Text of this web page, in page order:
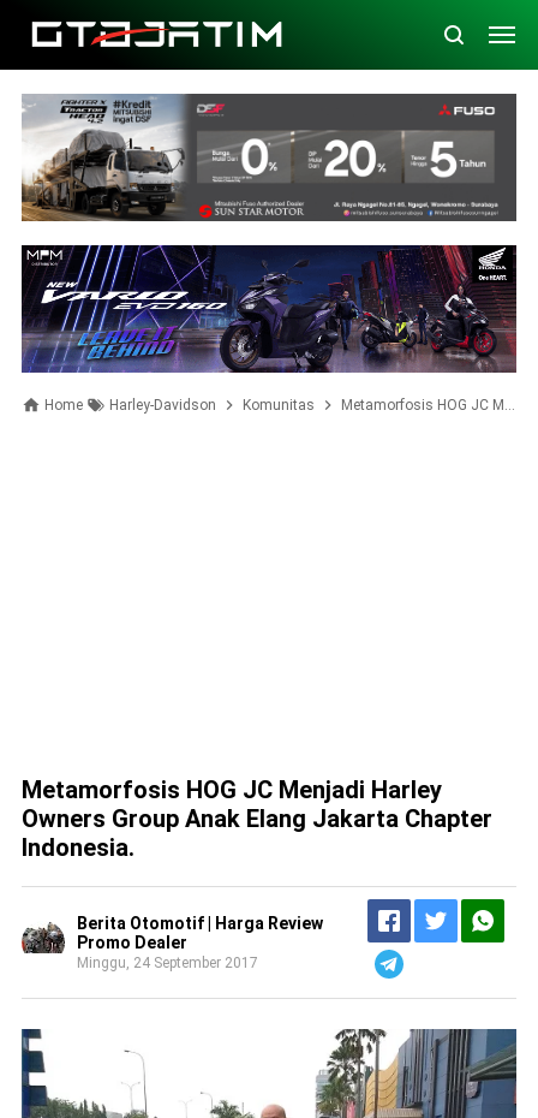
Home Harley-Davidson Komunitas Metamorfosis HOG JC Menjadi Harley Owners Group Anak Elang Jakarta Chapter Indonesia.
Metamorfosis HOG JC Menjadi Harley
Owners Group Anak Elang Jakarta Chapter
Indonesia.
Berita Otomotif | Harga Review
Promo Dealer
Minggu, 24 September 2017